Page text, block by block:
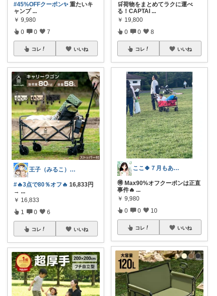
#45%OFFクーポン✨ 重たいキ
ャンプ ...
￥ 9,980
0 0 7
コレ いいね
王子（みるこ）👑便利グッズ×QOL向上
#🔥3点で80％オフ🔥 16,833円
→ ...
￥ 16,833
1 0 6
コレ いいね
🛒荷物をまとめてラクに運べ
る！CAPTAI ...
￥ 19,800
0 0 8
コレ いいね
ここ🍀７月もありがとう🍀
🉐 Max90%オフクーポンは正直
事件🔥 ...
￥ 9,980
0 0 10
コレ いいね